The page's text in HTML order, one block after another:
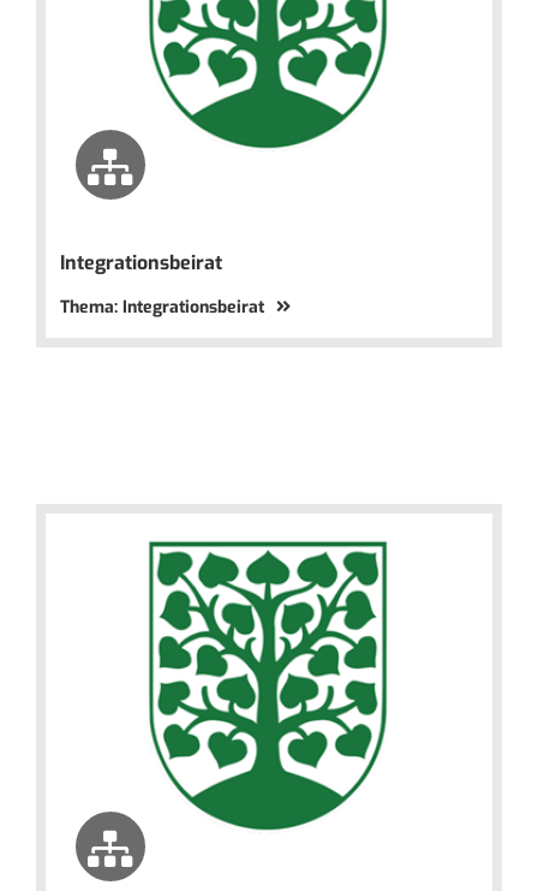
Integrationsbeirat
Thema: Integrationsbeirat